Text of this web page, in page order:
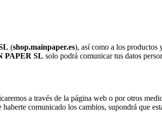
(shop.mainpaper.es), así como a los productos
PAPER SL solo podrá comunicar tus datos
a través de la página web o por otros
comunicado los cambios, supondrá que